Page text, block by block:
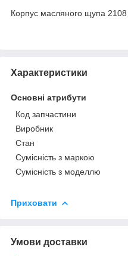
Корпус масляного щупа 2108
Характеристики
Основні атрибути
Код запчастини
Виробник
Стан
Сумісність з маркою
Сумісність з моделлю
Приховати
Умови доставки